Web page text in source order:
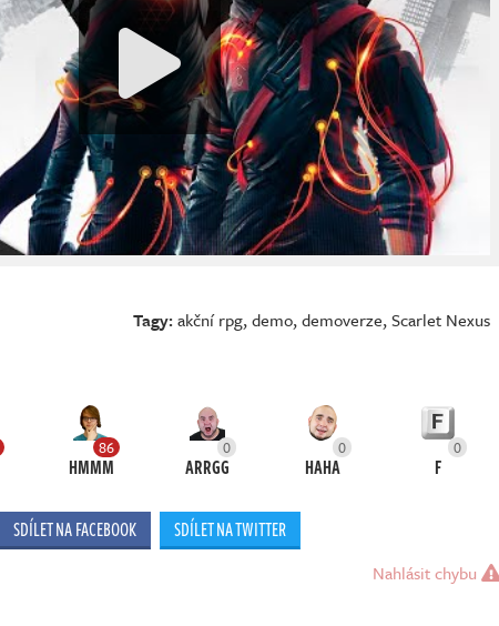
Tagy:akční rpg,demo,demoverze,Scarlet Nexus
86
HMMM
0
ARRGG
0
HAHA
0
F
SDÍLET NA FACEBOOK SDÍLET NA TWITTER
Nahlásit chybu